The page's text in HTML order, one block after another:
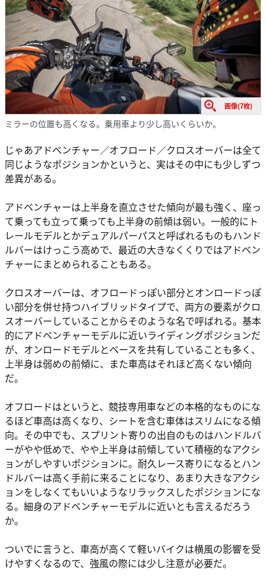
画像(7枚)
ミラーの位置も高くなる。乗用車より少し高いくらいか。
じゃあアドベンチャー／オフロード／クロスオーバーは全て
同じようなポジションかというと、実はその中にも少しずつ
差異がある。
アドベンチャーは上半身を直立させた傾向が最も強く、座っ
て乗っても立って乗っても上半身の前傾は弱い。一般的にト
レールモデルとかデュアルパーパスと呼ばれるものもハンド
ルバーはけっこう高めで、最近の大きなくくりではアドベン
チャーにまとめられることもある。
クロスオーバーは、オフロードっぽい部分とオンロードっぽ
い部分を併せ持つハイブリッドタイプで、両方の要素がクロ
スオーバーしていることからそのような名で呼ばれる。基本
的にアドベンチャーモデルに近いライディングポジションだ
が、オンロードモデルとベースを共有していることも多く、
上半身は弱めの前傾に、また車高はそれほど高くない傾向
だ。
オフロードはというと、競技専用車などの本格的なものにな
るほど車高は高くなり、シートを含む車体はスリムになる傾
向。その中でも、スプリント寄りの出自のものはハンドルバ
ーがやや低めで、やや上半身は前傾していて積極的なアクシ
ョンがしやすいポジションに。耐久レース寄りになるとハン
ドルバーは高く手前に来ることになり、あまり大きなアクシ
ョンをしなくてもいいようなリラックスしたポジションにな
る。細身のアドベンチャーモデルに近いとも言えるだろう
か。
ついでに言うと、車高が高くて軽いバイクは横風の影響を受
けやすくなるので、強風の際には少し注意が必要だ。